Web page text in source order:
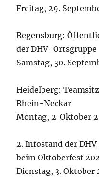
Freitag, 29.
Regensburg:
der DHV-Ortsgruppe
Samstag, 30.
Heidelberg:
Rhein-Neckar
Montag, 2. Oktober
2. Infostand der
beim Oktoberfest
Dienstag, 3. Oktober